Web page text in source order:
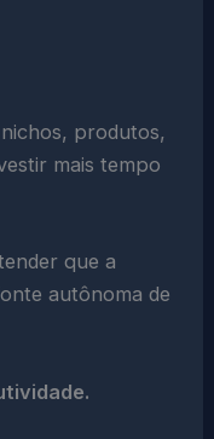
produtos,
mais tempo
que a
autônoma de